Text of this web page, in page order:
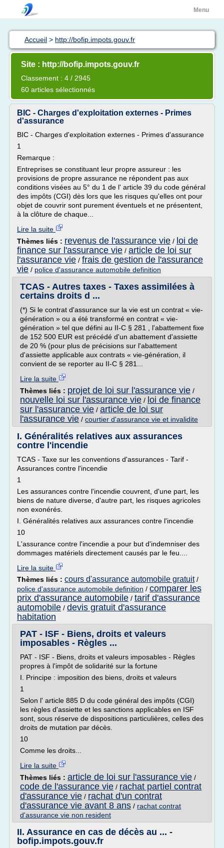
Menu
Accueil > http://bofip.impots.gouv.fr
Site : http://bofip.impots.gouv.fr
Classement : 4 / 2945
60 articles sélectionnés
BIC - Charges d'exploitation externes - Primes
d'assurance
BIC - Charges d'exploitation externes - Primes d'assurance
1
Remarque :
Entreprises se constituant leur propre assureur : les
provisions de propre assurance ne répondent pas aux
conditions visées au 5° du 1 de l' article 39 du code général
des impôts (CGI) dès lors que les risques qu'elles ont pour
objet de couvrir sont purement éventuels et ne présentent,
à la clôture de chaque...
Lire la suite
Thèmes liés : revenus de l'assurance vie / loi de
finance sur l'assurance vie / article de loi sur
l'assurance vie / frais de gestion de l'assurance
vie / police d'assurance automobile definition
TCAS - Autres taxes - Taxes assimilées à
certains droits d ...
(*) Si le contrat d'assurance sur la vie est un contrat « vie-
génération » ou a été transformé en contrat « vie-
génération » tel que défini au II-C § 281 , l'abattement fixe
de 152 500 EUR est précédé d'un abattement d'assiette
de 20 % (pour plus de précisions sur l'abattement
d'assiette applicable aux contrats « vie-génération, il
convient de se reporter au II-C § 281...
Lire la suite
Thèmes liés : projet de loi sur l'assurance vie /
nouvelle loi sur l'assurance vie / loi de finance
sur l'assurance vie / article de loi sur
l'assurance vie / courtier d'assurance vie et invalidite
I. Généralités relatives aux assurances
contre l'incendie
TCAS - Taxe sur les conventions d'assurances - Tarif -
Assurances contre l'incendie
1
Les assurances contre l'incendie couvrent, d'une part, les
biens de nature diverse, d'autre part, les risques agricoles
non exonérés.
I. Généralités relatives aux assurances contre l'incendie
10
L'assurance contre l'incendie a pour but d'indemniser des
dommages matériels directement causés par le feu....
Lire la suite
Thèmes liés : cours d'assurance automobile gratuit/
police d'assurance automobile definition / comparer les
prix d'assurance automobile / tarif d'assurance
automobile / devis gratuit d'assurance
habitation
PAT - ISF - Biens, droits et valeurs
imposables - Règles ...
PAT - ISF - Biens, droits et valeurs imposables - Règles
propres à l'impôt de solidarité sur la fortune
I. Principe : imposition des biens, droits et valeurs
1
Selon l' article 885 D du code général des impôts (CGI)
les règles d'assiette et les sanctions applicables en ISF
sont, sous réserve de dispositions particulières, celles des
droits de mutation par décès.
10
Comme les droits...
Lire la suite
Thèmes liés : article de loi sur l'assurance vie /
code de l'assurance vie / rachat partiel contrat
d'assurance vie / rachat d'un contrat
d'assurance vie avant 8 ans / rachat contrat
d'assurance vie non resident
II. Assurance en cas de décès au ... -
bofip.impots.gouv.fr